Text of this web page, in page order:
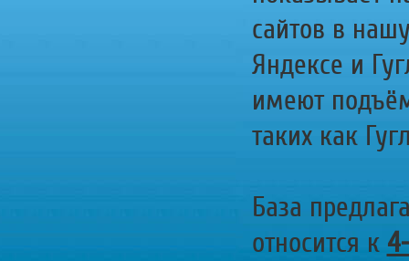
сайтов в
Яндексе и
имеют
таких как
База
относится к